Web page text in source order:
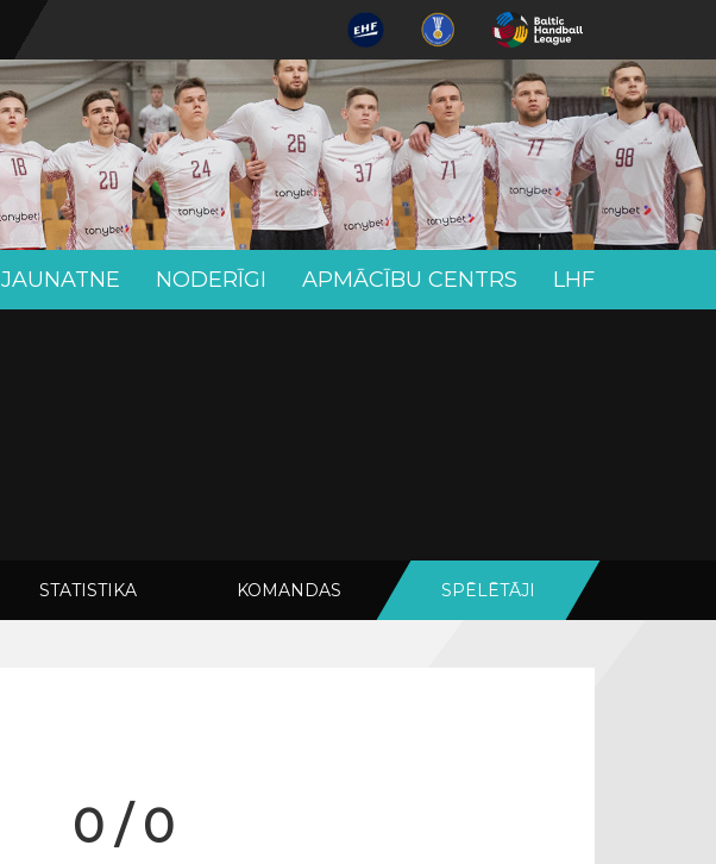
JAUNATNE NODERĪGI APMĀCĪBU CENTRS LHF
STATISTIKA KOMANDAS SPĒLĒTĀJI
0 / 0